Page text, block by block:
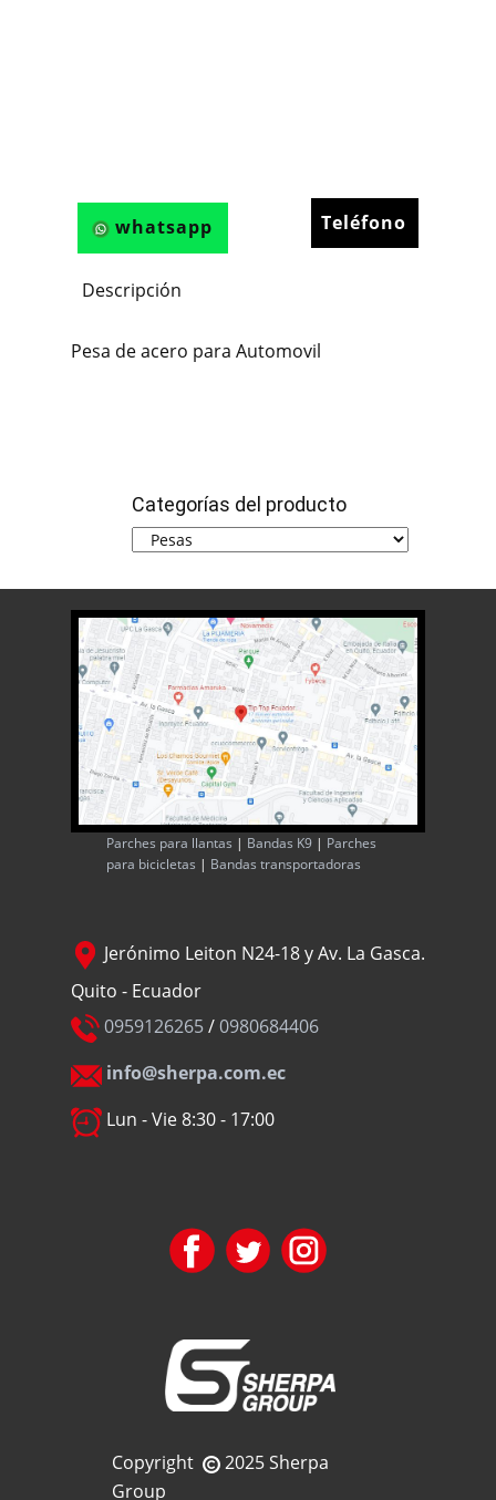
whatsapp Teléfono
Descripción
Pesa de acero para Automovil
Categorías del producto
Parches para llantas | Bandas K9 | Parches
para bicicletas | Bandas transportadoras
Jerónimo Leiton N24-18 y Av. La Gasca.
Quito - Ecuador
0959126265/0980684406
info@sherpa.com.ec
Lun - Vie 8:30 - 17:00
Copyright
2025 Sherpa
Group